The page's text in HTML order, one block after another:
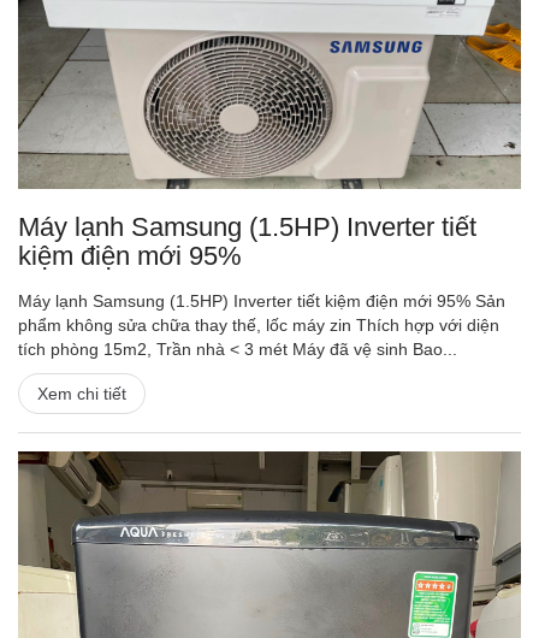
Máy lạnh Samsung (1.5HP) Inverter tiết
kiệm điện mới 95%
Máy lạnh Samsung (1.5HP) Inverter tiết kiệm điện mới 95% Sản
phẩm không sửa chữa thay thế, lốc máy zin Thích hợp với diện
tích phòng 15m2, Trần nhà < 3 mét Máy đã vệ sinh Bao...
Xem chi tiết